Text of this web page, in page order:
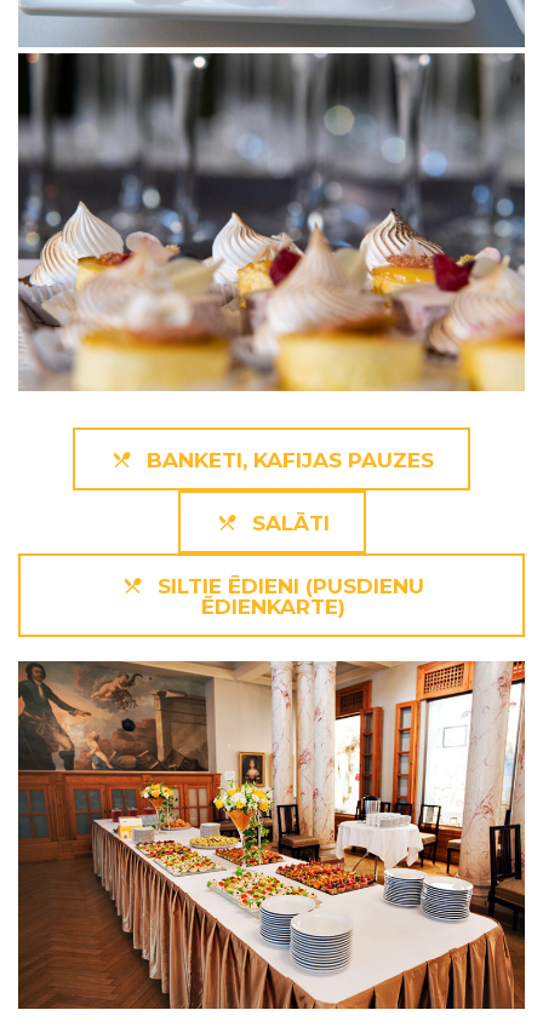
BANKETI, KAFIJAS PAUZES
SALĀTI
SILTIE ĒDIENI (PUSDIENU
ĒDIENKARTE)